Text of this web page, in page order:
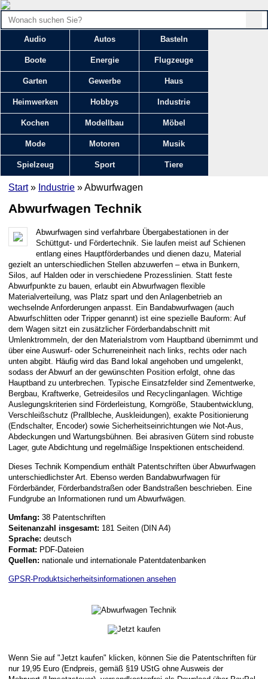
Audio Autos Basteln
Boote Energie Flugzeuge
Garten Gewerbe Haus
Heimwerken Hobbys Industrie
Kochen Modellbau Möbel
Mode Motoren Musik
Spielzeug Sport Tiere
Start» Industrie » Abwurfwagen
Abwurfwagen Technik
Abwurfwagen sind verfahrbare Übergabestationen in der
Schüttgut- und Fördertechnik. Sie laufen meist auf Schienen
entlang eines Hauptförderbandes und dienen dazu, Material
gezielt an unterschiedlichen Stellen abzuwerfen – etwa in Bunkern,
Silos, auf Halden oder in verschiedene Prozesslinien. Statt feste
Abwurfpunkte zu bauen, erlaubt ein Abwurfwagen flexible
Materialverteilung, was Platz spart und den Anlagenbetrieb an
wechselnde Anforderungen anpasst. Ein Bandabwurfwagen (auch
Abwurfschlitten oder Tripper genannt) ist eine spezielle Bauform: Auf
dem Wagen sitzt ein zusätzlicher Förderbandabschnitt mit
Umlenktrommeln, der den Materialstrom vom Hauptband übernimmt und
über eine Auswurf- oder Schurreneinheit nach links, rechts oder nach
unten abgibt. Häufig wird das Band lokal angehoben und umgelenkt,
sodass der Abwurf an der gewünschten Position erfolgt, ohne das
Hauptband zu unterbrechen. Typische Einsatzfelder sind Zementwerke,
Bergbau, Kraftwerke, Getreidesilos und Recyclinganlagen. Wichtige
Auslegungskriterien sind Förderleistung, Korngröße, Staubentwicklung,
Verschleißschutz (Prallbleche, Auskleidungen), exakte Positionierung
(Endschalter, Encoder) sowie Sicherheitseinrichtungen wie Not-Aus,
Abdeckungen und Wartungsbühnen. Bei abrasiven Gütern sind robuste
Lager, gute Abdichtung und regelmäßige Inspektionen entscheidend.
Dieses Technik Kompendium enthält Patentschriften über Abwurfwagen
unterschiedlichster Art. Ebenso werden Bandabwurfwagen für
Förderbänder, Förderbandstraßen oder Bandstraßen beschrieben. Eine
Fundgrube an Informationen rund um Abwurfwägen.
Umfang: 38 Patentschriften
Seitenanzahl insgesamt: 181 Seiten (DIN A4)
Sprache: deutsch
Format: PDF-Dateien
Quellen: nationale und internationale Patentdatenbanken
GPSR-Produktsicherheitsinformationen ansehen
Wenn Sie auf "Jetzt kaufen" klicken, können Sie die Patentschriften für
nur 19,95 Euro (Endpreis, gemäß §19 UStG ohne Ausweis der